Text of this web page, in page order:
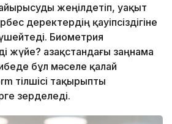
жеңілдетіп, уақыт
деректердің қауіпсіздігіне
Биометрия
жүйе? Қазақстандағы заңнама
бұл мәселе қалай
тілшісі тақырыпты
зерделеді.